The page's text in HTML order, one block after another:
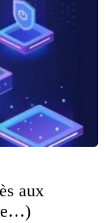
aux